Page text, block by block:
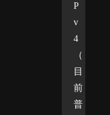
P
v
4
（
目
前
普